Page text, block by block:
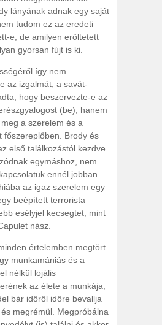
lányának adnak egy saját
tudom ez az eredeti
e, de amilyen erőltetett
gyorsan fújt is ki.
így nem
az izgalmát, a savát-
hogy beszervezte-e az
(be), hanem
a szerelem és a
főszereplőben. Brody és
első találkozástól kezdve
egymáshoz, nem
ennél jobban
az igaz szerelem egy
beépített terrorista
esélyjel kecsegtet, mint
nász.
értelemben megtört
munkamániás és a
nélkül lojális
az élete a munkája,
bár időről időre bevallja
megrémül. Megpróbálna